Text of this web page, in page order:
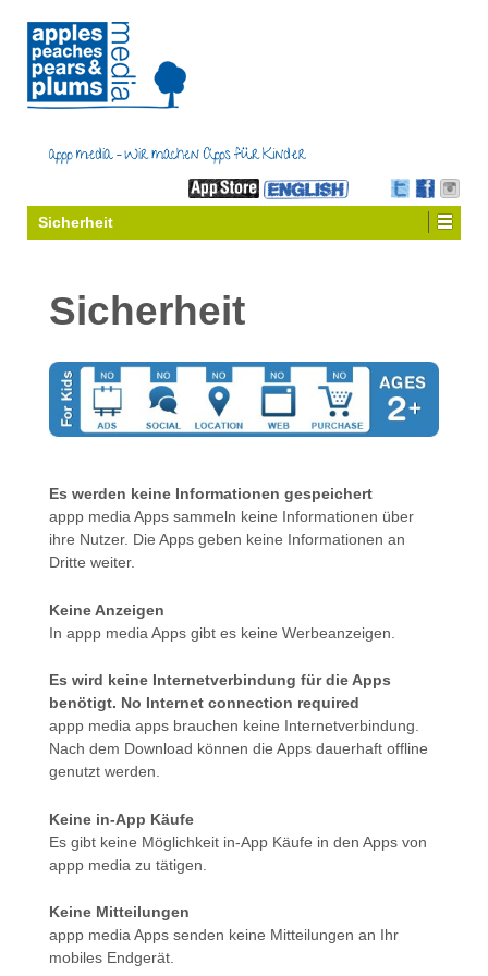
Sicherheit
Sicherheit
Es werden keine Informationen gespeichert
appp media Apps sammeln keine Informationen über
ihre Nutzer. Die Apps geben keine Informationen an
Dritte weiter.
Keine Anzeigen
In appp media Apps gibt es keine Werbeanzeigen.
Es wird keine Internetverbindung für die Apps
benötigt. No Internet connection required
appp media apps brauchen keine Internetverbindung.
Nach dem Download können die Apps dauerhaft offline
genutzt werden.
Keine in-App Käufe
Es gibt keine Möglichkeit in-App Käufe in den Apps von
appp media zu tätigen.
Keine Mitteilungen
appp media Apps senden keine Mitteilungen an Ihr
mobiles Endgerät.